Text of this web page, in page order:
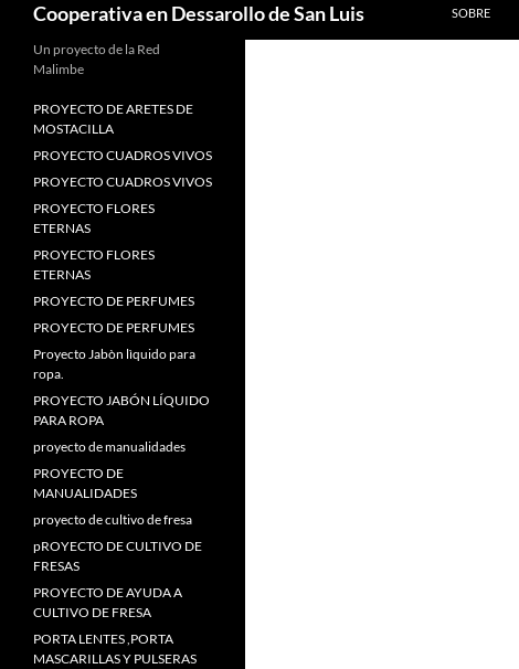
Cooperativa en Dessarollo de San Luis SOBRE
Un proyecto de la Red
Malimbe
PROYECTO DE ARETES DE
MOSTACILLA
PROYECTO CUADROS VIVOS
PROYECTO CUADROS VIVOS
PROYECTO FLORES
ETERNAS
PROYECTO FLORES
ETERNAS
PROYECTO DE PERFUMES
PROYECTO DE PERFUMES
Proyecto Jabòn lìquido para
ropa.
PROYECTO JABÓN LÍQUIDO
PARA ROPA
proyecto de manualidades
PROYECTO DE
MANUALIDADES
proyecto de cultivo de fresa
pROYECTO DE CULTIVO DE
FRESAS
PROYECTO DE AYUDA A
CULTIVO DE FRESA
PORTA LENTES,PORTA
MASCARILLAS Y PULSERAS